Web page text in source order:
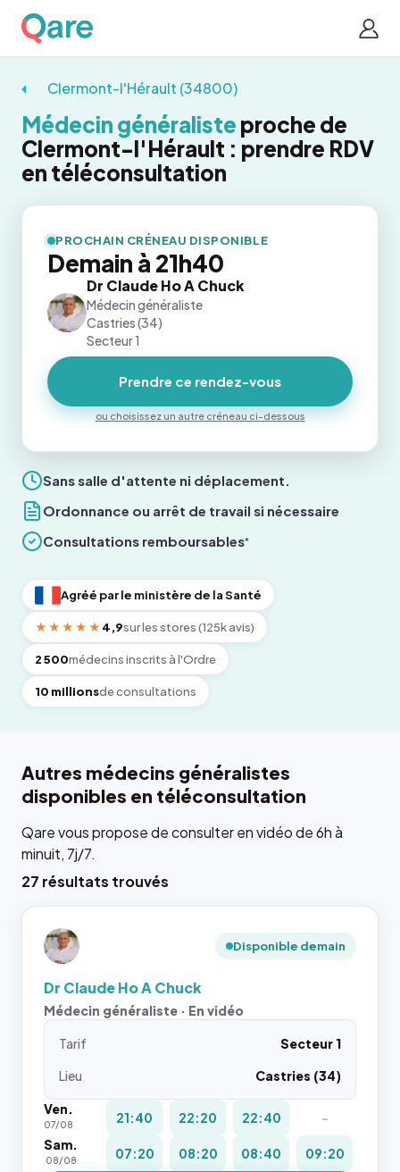
Clermont-l'Hérault (34800)
Médecin généraliste proche de
Clermont-l'Hérault : prendre RDV
en téléconsultation
Sans salle d'attente ni déplacement.
Ordonnance ou arrêt de travail si nécessaire
Consultations remboursables*
Agréé par le ministère de la Santé
★★★★★ 4,9sur les stores (125k avis)
2 500médecins inscrits à l'Ordre
10 millionsde consultations
PROCHAIN CRÉNEAU DISPONIBLE
Demain à 21h40
Dr Claude Ho A Chuck
Médecin généraliste
Castries (34)
Secteur 1
Prendre ce rendez-vous
ou choisissez un autre créneau ci-dessous
Autres médecins généralistes
disponibles en téléconsultation
Qare vous propose de consulter en vidéo de 6h à
minuit, 7j/7.
27 résultats trouvés
Disponible demain
Dr Claude Ho A Chuck
Médecin généraliste · En vidéo
Tarif
Secteur 1
Lieu
Castries (34)
Ven.
07/08 21:40 22:20 22:40
-
Sam.
08/08 07:20 08:20 08:40 09:20